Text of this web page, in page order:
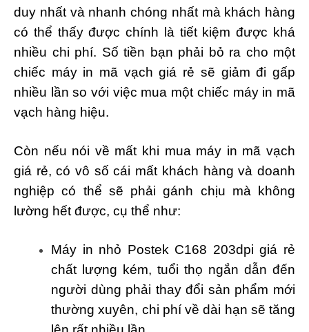
duy nhất và nhanh chóng nhất mà khách hàng
có thể thấy được chính là tiết kiệm được khá
nhiều chi phí. Số tiền bạn phải bỏ ra cho một
chiếc máy in mã vạch giá rẻ sẽ giảm đi gấp
nhiều lần so với việc mua một chiếc máy in mã
vạch hàng hiệu.
Còn nếu nói về mất khi mua máy in mã vạch
giá rẻ, có vô số cái mất khách hàng và doanh
nghiệp có thể sẽ phải gánh chịu mà không
lường hết được, cụ thể như:
Máy in nhỏ Postek C168 203dpi giá rẻ
chất lượng kém, tuổi thọ ngắn dẫn đến
người dùng phải thay đổi sản phẩm mới
thường xuyên, chi phí về dài hạn sẽ tăng